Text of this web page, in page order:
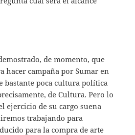
de momento, que
hacer campaña por Sumar en
bastante poca cultura política
de Cultura. Pero lo
ejercicio de su cargo suena
trabajando para
para la compra de arte